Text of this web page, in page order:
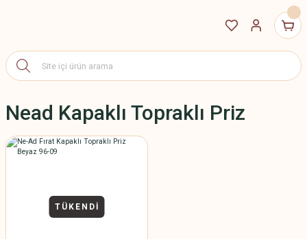
Nead Kapaklı Topraklı Priz
TÜKENDİ